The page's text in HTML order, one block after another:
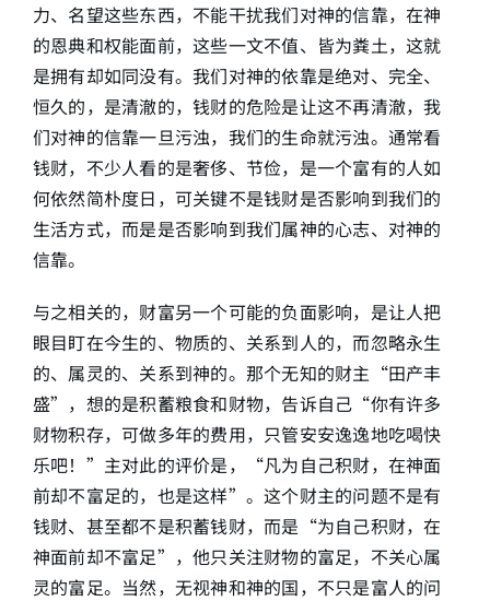
力、名望这些东西，不能干扰我们对神的信靠，在神
的恩典和权能面前，这些一文不值、皆为粪土，这就
是拥有却如同没有。我们对神的依靠是绝对、完全、
恒久的，是清澈的，钱财的危险是让这不再清澈，我
们对神的信靠一旦污浊，我们的生命就污浊。通常看
钱财，不少人看的是奢侈、节俭，是一个富有的人如
何依然简朴度日，可关键不是钱财是否影响到我们的
生活方式，而是是否影响到我们属神的心志、对神的
信靠。
与之相关的，财富另一个可能的负面影响，是让人把
眼目盯在今生的、物质的、关系到人的，而忽略永生
的、属灵的、关系到神的。那个无知的财主“田产丰
盛”，想的是积蓄粮食和财物，告诉自己“你有许多
财物积存，可做多年的费用，只管安安逸逸地吃喝快
乐吧！”主对此的评价是，“凡为自己积财，在神面
前却不富足的，也是这样”。这个财主的问题不是有
钱财、甚至都不是积蓄钱财，而是“为自己积财，在
神面前却不富足”，他只关注财物的富足，不关心属
灵的富足。当然，无视神和神的国，不只是富人的问